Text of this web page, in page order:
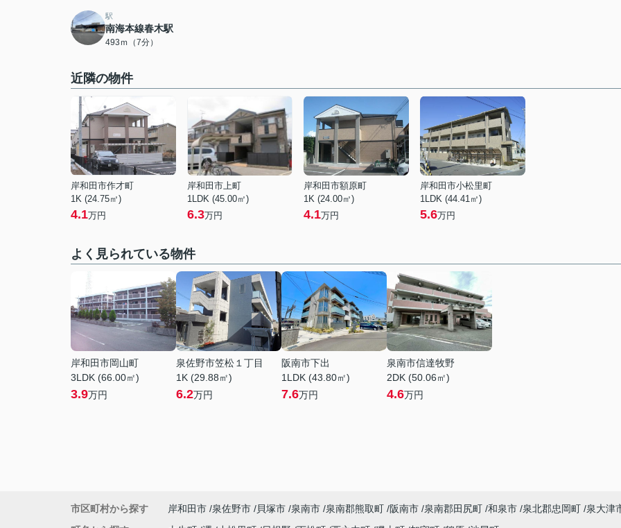
駅
南海本線春木駅
493ｍ（7分）
近隣の物件
岸和田市作才町
1K (24.75㎡)
4.1万円
岸和田市上町
1LDK (45.00㎡)
6.3万円
岸和田市額原町
1K (24.00㎡)
4.1万円
岸和田市小松里町
1LDK (44.41㎡)
5.6万円
よく見られている物件
岸和田市岡山町
3LDK (66.00㎡)
3.9万円
泉佐野市笠松１丁目
1K (29.88㎡)
6.2万円
阪南市下出
1LDK (43.80㎡)
7.6万円
泉南市信達牧野
2DK (50.06㎡)
4.6万円
市区町村から探す 岸和田市 泉佐野市 貝塚市 泉南市 泉南郡熊取町 阪南市 泉南郡田尻町 和泉市 泉北郡忠岡町 泉大津